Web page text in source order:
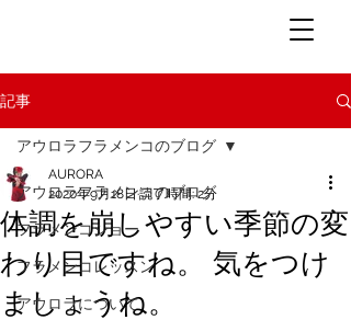
記事
アウロラフラメンコのブログ
フラメンコショー
フラメンコレッスン
アウロラについて
アウロラフラメンコのブログ
体調を崩しやすい季節の変
わり目ですね。 気をつけ
ましょうね。
AURORA
2020年9月18日読了時間: 2分